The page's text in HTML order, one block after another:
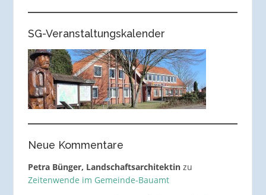
SG-Veranstaltungskalender
Neue Kommentare
Petra Bünger, Landschaftsarchitektinzu
Zeitenwende im Gemeinde-Bauamt